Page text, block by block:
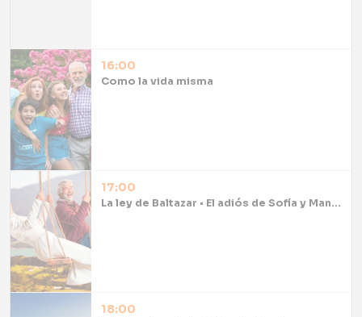
16:00
Como la vida misma
17:00
La ley de Baltazar • El adiós de Sofía y Manolo
18:00